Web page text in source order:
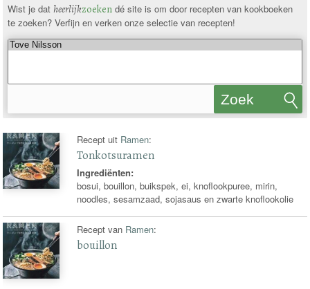
Wist je dat heerlijkzoekendé site is om door recepten van kookboeken
te zoeken? Verfijn en verken onze selectie van recepten!
Zoek
Recept uit Ramen:
Tonkotsuramen
Ingrediënten:
bosui, bouillon, buikspek, ei, knoflookpuree, mirin,
noodles, sesamzaad, sojasaus en zwarte knoflookolie
Recept van Ramen:
bouillon